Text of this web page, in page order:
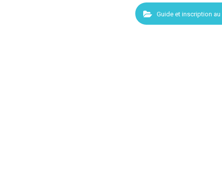
Guide et inscription